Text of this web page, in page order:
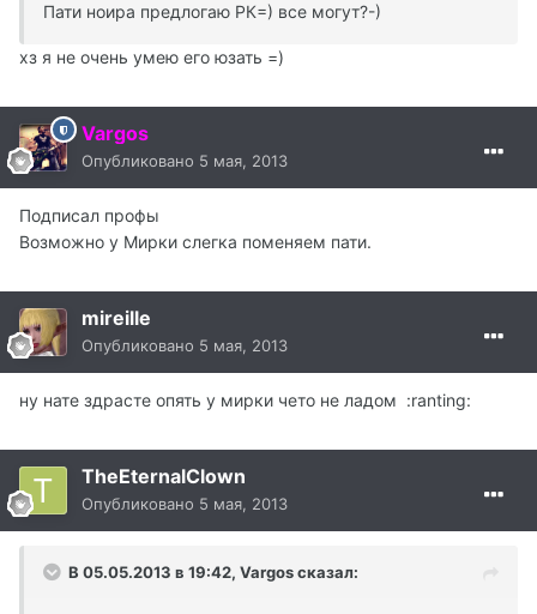
Пати ноира предлогаю РК=) все могут?-)
хз я не очень умею его юзать =)
Vargos
Опубликовано 5 мая, 2013
Подписал профы
Возможно у Мирки слегка поменяем пати.
mireille
Опубликовано 5 мая, 2013
ну нате здрасте опять у мирки чето не ладом :ranting:
TheEternalClown
Опубликовано 5 мая, 2013
В 05.05.2013 в 19:42, Vargos сказал: